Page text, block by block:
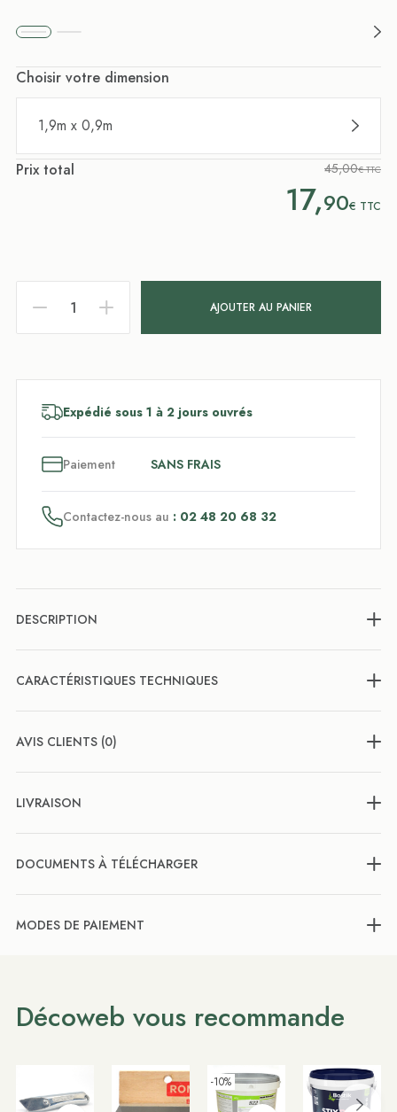
Choisir votre dimension
1,9m x 0,9m
Prix total 45,00€ TTC
17,90€ TTC
AJOUTER AU PANIER
Expédié sous 1 à 2 jours ouvrés
Paiement SANS FRAIS
Contactez-nous au : 02 48 20 68 32
DESCRIPTION
CARACTÉRISTIQUES TECHNIQUES
AVIS CLIENTS (0)
LIVRAISON
DOCUMENTS À TÉLÉCHARGER
MODES DE PAIEMENT
Décoweb vous recommande
-10%